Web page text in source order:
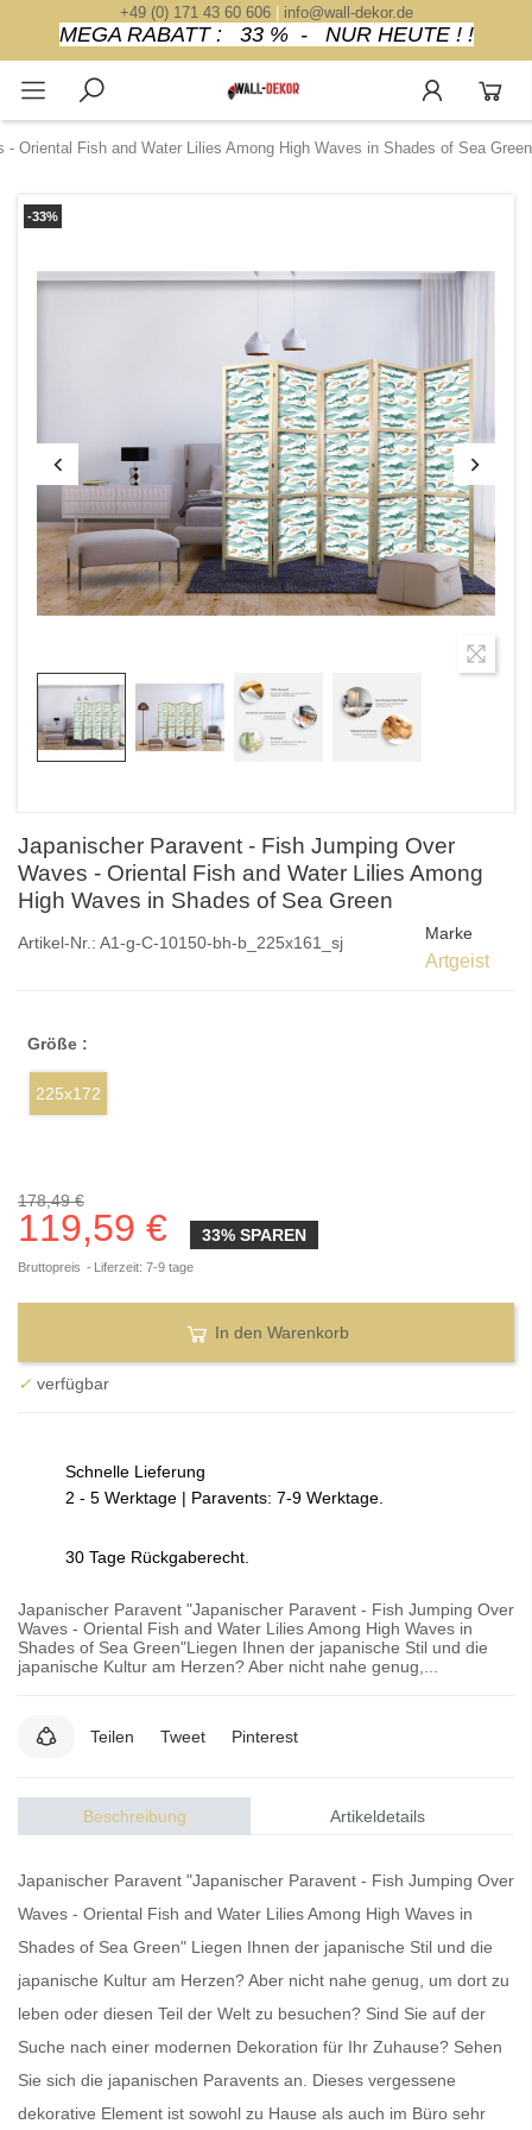
+49 (0) 171 43 60 606| info@wall-dekor.de
MEGA RABATT : 33 % - NUR HEUTE ! !
Oriental Fish and Water Lilies Among High Waves in Shades of Sea Green
-33%
Japanischer Paravent - Fish Jumping Over
Waves - Oriental Fish and Water Lilies Among
High Waves in Shades of Sea Green
Artikel-Nr.: A1-g-C-10150-bh-b_225x161_sj Marke
Artgeist
Größe :
225x172
178,49 €
119,59 € 33% SPAREN
Bruttopreis Liferzeit: 7-9 tage
In den Warenkorb
✓ verfügbar
Schnelle Lieferung
2 - 5 Werktage | Paravents: 7-9 Werktage.
30 Tage Rückgaberecht.
Japanischer Paravent "Japanischer Paravent - Fish Jumping Over
Waves - Oriental Fish and Water Lilies Among High Waves in
Shades of Sea Green"Liegen Ihnen der japanische Stil und die
japanische Kultur am Herzen? Aber nicht nahe genug,...
Teilen Tweet Pinterest
Beschreibung Artikeldetails
Japanischer Paravent "Japanischer Paravent - Fish Jumping Over
Waves - Oriental Fish and Water Lilies Among High Waves in
Shades of Sea Green" Liegen Ihnen der japanische Stil und die
japanische Kultur am Herzen? Aber nicht nahe genug, um dort zu
leben oder diesen Teil der Welt zu besuchen? Sind Sie auf der
Suche nach einer modernen Dekoration für Ihr Zuhause? Sehen
Sie sich die japanischen Paravents an. Dieses vergessene
dekorative Element ist sowohl zu Hause als auch im Büro sehr